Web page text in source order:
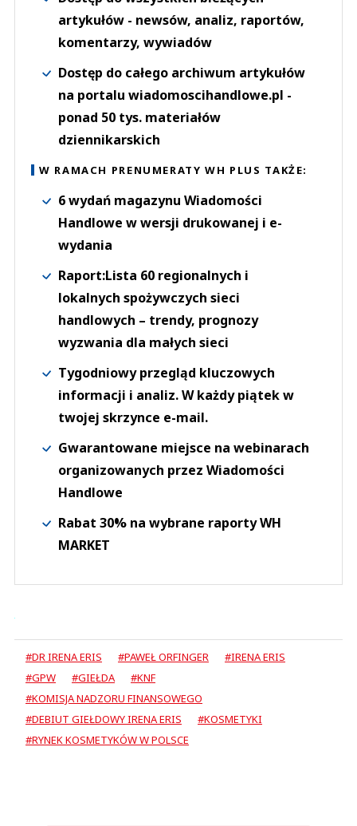
artykułów - newsów, analiz, raportów,
komentarzy, wywiadów
Dostęp do całego archiwum artykułów
na portalu wiadomoscihandlowe.pl -
ponad 50 tys. materiałów
dziennikarskich
W RAMACH PRENUMERATY WH PLUS TAKŻE:
6 wydań magazynu Wiadomości
Handlowe w wersji drukowanej i e-
wydania
Raport:Lista 60 regionalnych i
lokalnych spożywczych sieci
handlowych – trendy, prognozy
wyzwania dla małych sieci
Tygodniowy przegląd kluczowych
informacji i analiz. W każdy piątek w
twojej skrzynce e-mail.
Gwarantowane miejsce na webinarach
organizowanych przez Wiadomości
Handlowe
Rabat 30% na wybrane raporty WH
MARKET
#DR IRENA ERIS #PAWEŁ ORFINGER
#IRENA ERIS
#GPW
#GIEŁDA
#KNF
#KOMISJA NADZORU FINANSOWEGO
#DEBIUT GIEŁDOWY IRENA ERIS
#KOSMETYKI
#RYNEK KOSMETYKÓW W POLSCE